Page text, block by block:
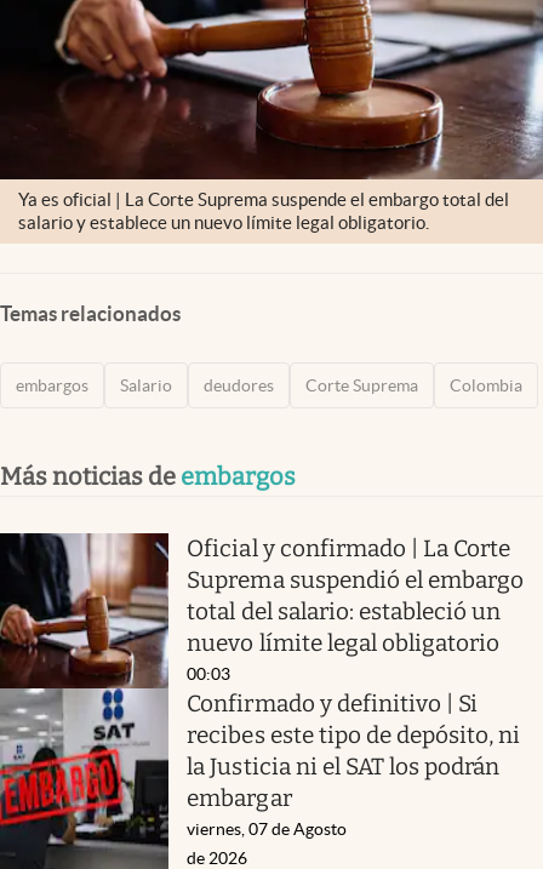
Ya es oficial | La Corte Suprema suspende el embargo total del
salario y establece un nuevo límite legal obligatorio.
Temas relacionados
embargos Salario deudores Corte Suprema Colombia
Más noticias de embargos
Oficial y confirmado | La Corte
Suprema suspendió el embargo
total del salario: estableció un
nuevo límite legal obligatorio
00:03
Confirmado y definitivo | Si
recibes este tipo de depósito, ni
la Justicia ni el SAT los podrán
embargar
viernes, 07 de Agosto
de 2026